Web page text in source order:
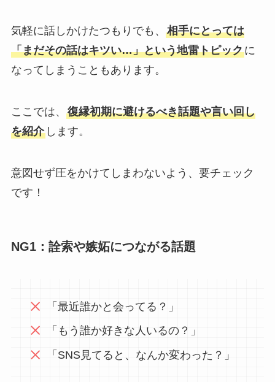
気軽に話しかけたつもりでも、 相手にとっては
「まだその話はキツい…」という地雷トピックに
なってしまうこともあります。
ここでは、 復縁初期に避けるべき話題や言い回し
を紹介します。
意図せず圧をかけてしまわないよう、要チェック
です！
NG1：詮索や嫉妬につながる話題
「最近誰かと会ってる？」
「もう誰か好きな人いるの？」
「SNS見てると、なんか変わった？」